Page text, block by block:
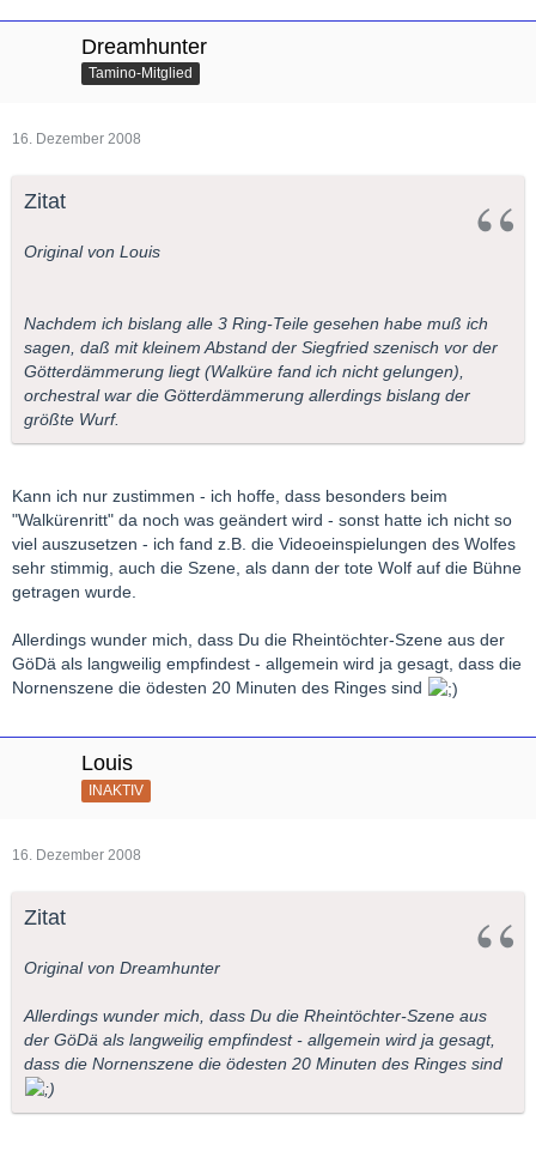
Dreamhunter
Tamino-Mitglied
16. Dezember 2008
Zitat
Original von Louis
Nachdem ich bislang alle 3 Ring-Teile gesehen habe muß ich
sagen, daß mit kleinem Abstand der Siegfried szenisch vor der
Götterdämmerung liegt (Walküre fand ich nicht gelungen),
orchestral war die Götterdämmerung allerdings bislang der
größte Wurf.
Kann ich nur zustimmen - ich hoffe, dass besonders beim
"Walkürenritt" da noch was geändert wird - sonst hatte ich nicht so
viel auszusetzen - ich fand z.B. die Videoeinspielungen des Wolfes
sehr stimmig, auch die Szene, als dann der tote Wolf auf die Bühne
getragen wurde.
Allerdings wunder mich, dass Du die Rheintöchter-Szene aus der
GöDä als langweilig empfindest - allgemein wird ja gesagt, dass die
Nornenszene die ödesten 20 Minuten des Ringes sind
Louis
INAKTIV
16. Dezember 2008
Zitat
Original von Dreamhunter
Allerdings wunder mich, dass Du die Rheintöchter-Szene aus
der GöDä als langweilig empfindest - allgemein wird ja gesagt,
dass die Nornenszene die ödesten 20 Minuten des Ringes sind